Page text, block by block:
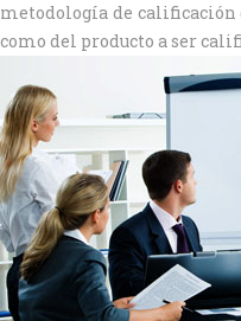
metodología de calificación
como del producto a ser